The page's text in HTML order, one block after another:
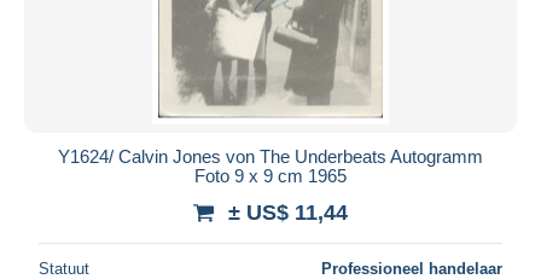
Y1624/ Calvin Jones von The Underbeats Autogramm
Foto 9 x 9 cm 1965
± US$ 11,44
Statuut Professioneel handelaar